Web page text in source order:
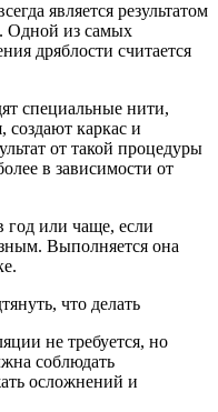
является результатом
Одной из самых
дряблости считается
специальные нити,
создают каркас и
от такой процедуры
в зависимости от
год или чаще, если
Выполняется она
не требуется, но
соблюдать
осложнений и